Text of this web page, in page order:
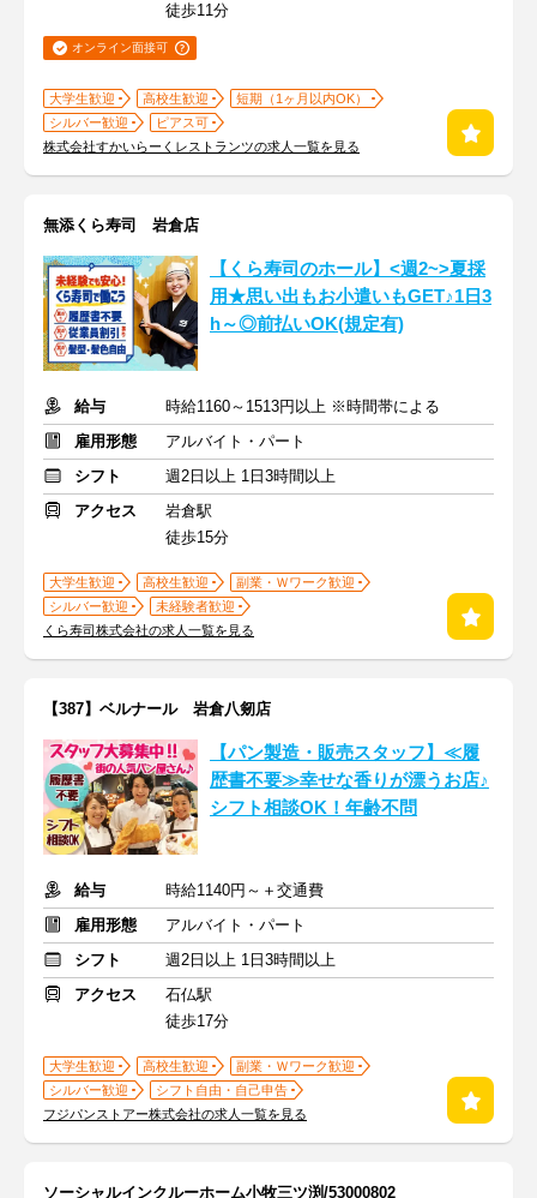
徒歩11分
オンライン面接可
大学生歓迎 高校生歓迎
短期（1ヶ月以内OK）
シルバー歓迎
ピアス可
株式会社すかいらーくレストランツの求人一覧を見る
無添くら寿司 岩倉店
【くら寿司のホール】<週2~>夏採
用★思い出もお小遣いもGET♪1日3
h～◎前払いOK(規定有)
給与
時給1160～1513円以上 ※時間帯による
雇用形態
アルバイト・パート
シフト
週2日以上 1日3時間以上
アクセス
岩倉駅
徒歩15分
大学生歓迎 高校生歓迎
副業・Ｗワーク歓迎
シルバー歓迎
未経験者歓迎
くら寿司株式会社の求人一覧を見る
【387】ベルナール 岩倉八剱店
【パン製造・販売スタッフ】≪履
歴書不要≫幸せな香りが漂うお店♪
シフト相談OK！年齢不問
給与
時給1140円～＋交通費
雇用形態
アルバイト・パート
シフト
週2日以上 1日3時間以上
アクセス
石仏駅
徒歩17分
大学生歓迎 高校生歓迎
副業・Ｗワーク歓迎
シルバー歓迎
シフト自由・自己申告
フジパンストアー株式会社の求人一覧を見る
ソーシャルインクルーホーム小牧三ツ渕/53000802